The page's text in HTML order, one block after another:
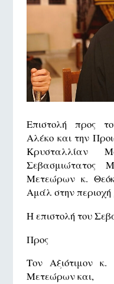
Επιστολή προς
Αλέκο και την
Κρυσταλλίαν
Σεβασμιώτατος
Μετεώρων κ.
Αμάλ στην περιοχή
Η επιστολή του
Προς
Τον Αξιότιμον
Μετεώρων και,